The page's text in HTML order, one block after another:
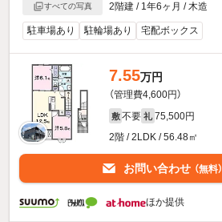
すべての写真
2階建 / 1年6ヶ月 / 木造
駐車場あり 駐輪場あり 宅配ボックス
7.55万円
（管理費4,600円）
敷 不要 礼 75,500円
2階 / 2LDK / 56.48㎡
お問い合わせ （無料）
ほか提供